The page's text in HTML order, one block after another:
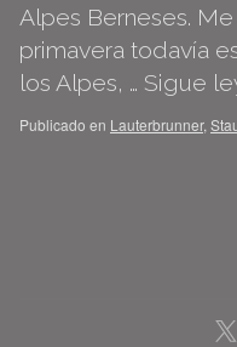
Alpes Berneses.
primavera todavía
los Alpes, … Sigue
Publicado en Lauterbrunner,